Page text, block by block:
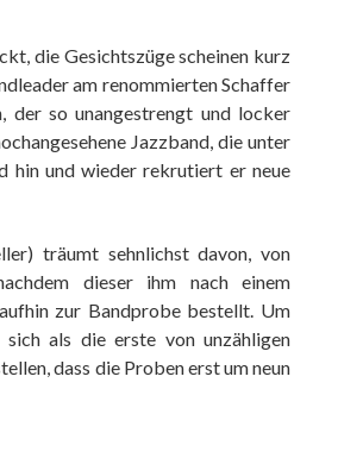
die Gesichtszüge scheinen kurz
am renommierten Schaffer
der so unangestrengt und locker
Jazzband, die unter
hin und wieder rekrutiert er neue
träumt sehnlichst davon, von
dieser ihm nach einem
zur Bandprobe bestellt. Um
als die erste von unzähligen
dass die Proben erst um neun